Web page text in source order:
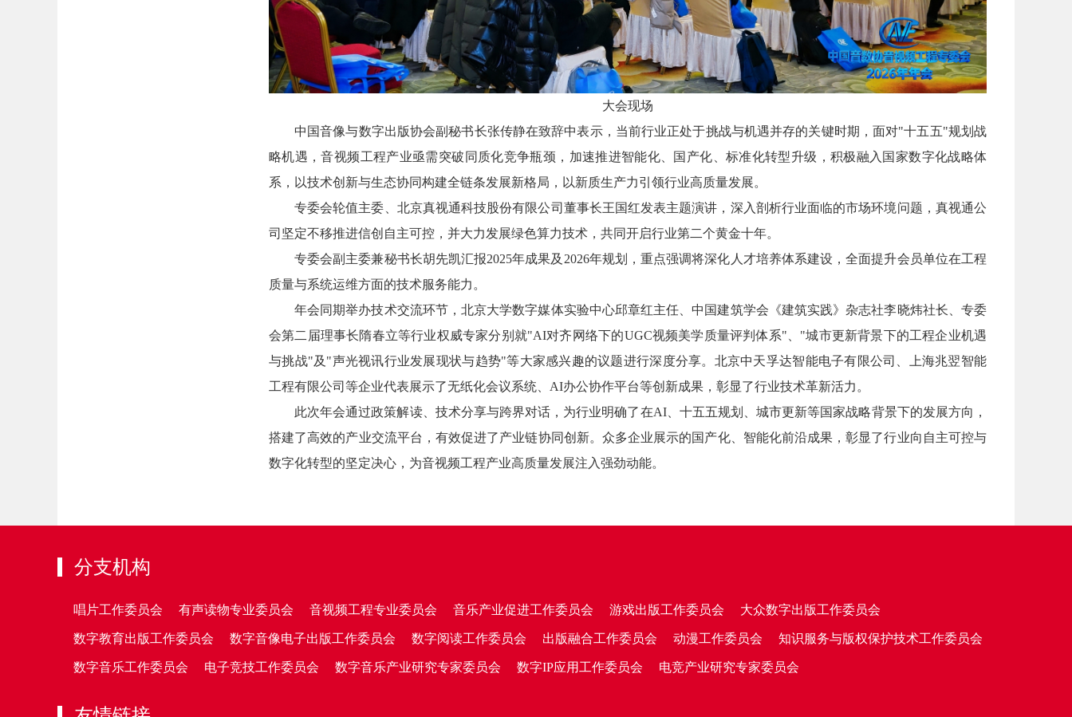
大会现场
中国音像与数字出版协会副秘书长张传静在致辞中表示，当前行业正处于挑战与机遇并存的关键时期，面对"十五五"规划战
略机遇，音视频工程产业亟需突破同质化竞争瓶颈，加速推进智能化、国产化、标准化转型升级，积极融入国家数字化战略体
系，以技术创新与生态协同构建全链条发展新格局，以新质生产力引领行业高质量发展。
专委会轮值主委、北京真视通科技股份有限公司董事长王国红发表主题演讲，深入剖析行业面临的市场环境问题，真视通公
司坚定不移推进信创自主可控，并大力发展绿色算力技术，共同开启行业第二个黄金十年。
专委会副主委兼秘书长胡先凯汇报2025年成果及2026年规划，重点强调将深化人才培养体系建设，全面提升会员单位在工程
质量与系统运维方面的技术服务能力。
年会同期举办技术交流环节，北京大学数字媒体实验中心邱章红主任、中国建筑学会《建筑实践》杂志社李晓炜社长、专委
会第二届理事长隋春立等行业权威专家分别就"AI对齐网络下的UGC视频美学质量评判体系"、"城市更新背景下的工程企业机遇
与挑战"及"声光视讯行业发展现状与趋势"等大家感兴趣的议题进行深度分享。北京中天孚达智能电子有限公司、上海兆翌智能
工程有限公司等企业代表展示了无纸化会议系统、AI办公协作平台等创新成果，彰显了行业技术革新活力。
此次年会通过政策解读、技术分享与跨界对话，为行业明确了在AI、十五五规划、城市更新等国家战略背景下的发展方向，
搭建了高效的产业交流平台，有效促进了产业链协同创新。众多企业展示的国产化、智能化前沿成果，彰显了行业向自主可控与
数字化转型的坚定决心，为音视频工程产业高质量发展注入强劲动能。
分支机构
唱片工作委员会 有声读物专业委员会 音视频工程专业委员会 音乐产业促进工作委员会 游戏出版工作委员会 大众数字出版工作委员会
数字教育出版工作委员会 数字音像电子出版工作委员会 数字阅读工作委员会 出版融合工作委员会 动漫工作委员会 知识服务与版权保护技术工作委员会
数字音乐工作委员会 电子竞技工作委员会 数字音乐产业研究专家委员会 数字IP应用工作委员会 电竞产业研究专家委员会